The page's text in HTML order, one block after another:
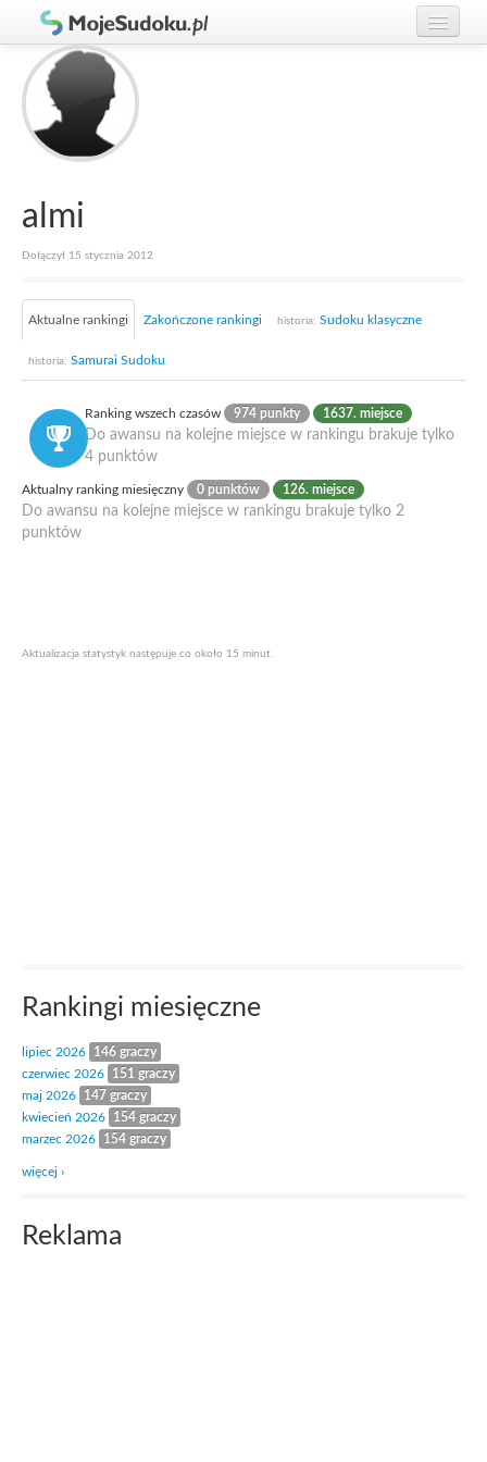
Graj w Sudoku!
Zasady Sudoku
Rankingi
Gracze
almi
Dołączył 15 stycznia 2012
Aktualne rankingi Zakończone rankingi historia: Sudoku klasyczne
historia: Samurai Sudoku
Ranking wszech czasów 974 punkty 1637. miejsce
Do awansu na kolejne miejsce w rankingu brakuje tylko
4 punktów
Aktualny ranking miesięczny 0 punktów 126. miejsce
Do awansu na kolejne miejsce w rankingu brakuje tylko 2
punktów
Aktualizacja statystyk następuje co około 15 minut.
Rankingi miesięczne
lipiec 2026
146 graczy
czerwiec 2026
151 graczy
maj 2026
147 graczy
kwiecień 2026
154 graczy
marzec 2026
154 graczy
więcej ›
Reklama